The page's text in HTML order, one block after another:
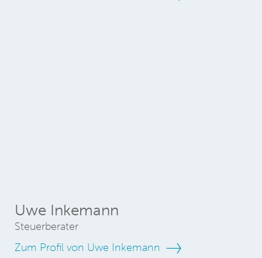
Uwe Inkemann
Steuerberater
Zum Profil von Uwe Inkemann